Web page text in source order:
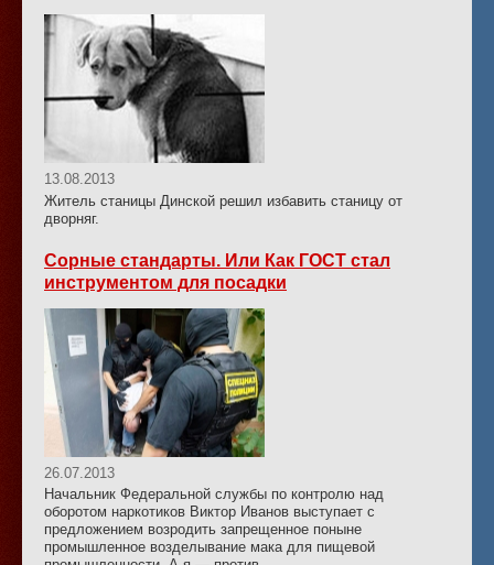
13.08.2013
Житель станицы Динской решил избавить станицу от
дворняг.
Сорные стандарты. Или Как ГОСТ стал
инструментом для посадки
26.07.2013
Начальник Федеральной службы по контролю над
оборотом наркотиков Виктор Иванов выступает с
предложением возродить запрещенное поныне
промышленное возделывание мака для пищевой